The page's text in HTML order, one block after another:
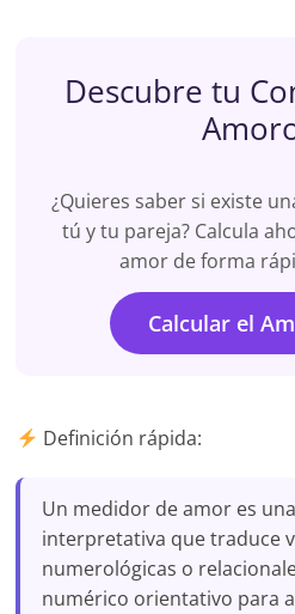
Descubre tu
¿Quieres saber si existe
tú y tu pareja? Calcula
amor de forma
Calcular el
Definición rápida:
Un medidor de amor es
interpretativa que traduce
numerológicas o
numérico orientativo para